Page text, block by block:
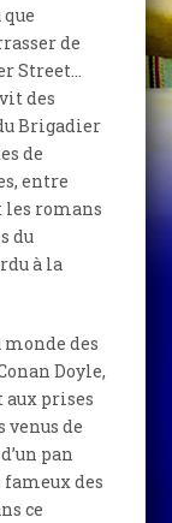
de
Street…
des
Brigadier
de
entre
les romans
du
à la
des
Doyle,
prises
venus de
pan
fameux des
ce